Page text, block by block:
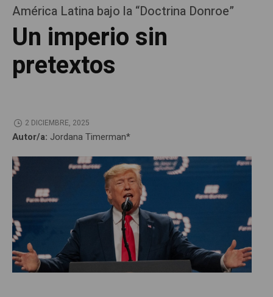
América Latina bajo la “Doctrina Donroe”
Un imperio sin
pretextos
2 DICIEMBRE, 2025
Autor/a: Jordana Timerman*